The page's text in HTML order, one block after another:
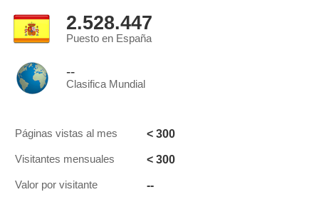
2.528.447
Puesto en España
--
Clasifica Mundial
Páginas vistas al mes < 300
Visitantes mensuales < 300
Valor por visitante --